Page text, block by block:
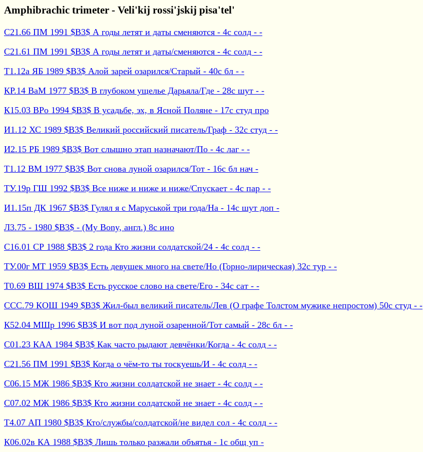
Amphibrachic trimeter - Veli'kij rossi'jskij pisa'tel'
С21.66 ПМ 1991 $B3$ А годы летят и даты сменяются - 4с солд - -
С21.61 ПМ 1991 $B3$ А годы летят и даты/сменяются - 4с солд - -
Т1.12а ЯБ 1989 $B3$ Алой зарей озарился/Старый - 40с бл - -
КР.14 ВаМ 1977 $B3$ В глубоком ущелье Дарьяла/Где - 28с шут - -
К15.03 ВРо 1994 $B3$ В усадьбе, эх, в Ясной Поляне - 17с студ про
И1.12 ХС 1989 $B3$ Великий российский писатель/Граф - 32с студ - -
И2.15 РБ 1989 $B3$ Вот слышно этап назначают/По - 4с лаг - -
Т1.12 ВМ 1977 $B3$ Вот снова луной озарился/Тот - 16с бл нач -
ТУ.19р ГШ 1992 $B3$ Все ниже и ниже и ниже/Спускает - 4с пар - -
И1.15п ДК 1967 $B3$ Гулял я с Маруськой три года/На - 14с шут доп -
Л3.75 - 1980 $B3$ - (My Bony, англ.) 8с ино
С16.01 СР 1988 $B3$ 2 года Кто жизни солдатской/24 - 4с солд - -
ТУ.00г МТ 1959 $B3$ Есть девушек много на свете/Но (Горно-лирическая) 32с тур - -
Т0.69 ВШ 1974 $B3$ Есть русское слово на свете/Его - 34с сат - -
ССС.79 КОШ 1949 $B3$ Жил-был великий писатель/Лев (О графе Толстом мужике непростом) 50с студ - -
К52.04 МШр 1996 $B3$ И вот под луной озаренной/Тот самый - 28с бл - -
С01.23 КАА 1984 $B3$ Как часто рыдают девчёнки/Когда - 4с солд - -
С21.56 ПМ 1991 $B3$ Когда о чём-то ты тоскуешь/И - 4с солд - -
С06.15 МЖ 1986 $B3$ Кто жизни солдатской не знает - 4с солд - -
С07.02 МЖ 1986 $B3$ Кто жизни солдатской не знает - 4с солд - -
Т4.07 АП 1980 $B3$ Кто/службы/солдатской/не видел сол - 4с солд - -
К06.02в КА 1988 $B3$ Лишь только разжали объятья - 1с общ уп -